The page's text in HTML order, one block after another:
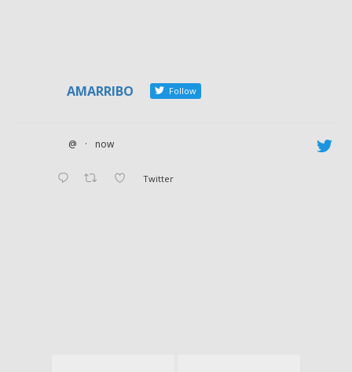
AMARRIBO Follow
@ · now
Twitter